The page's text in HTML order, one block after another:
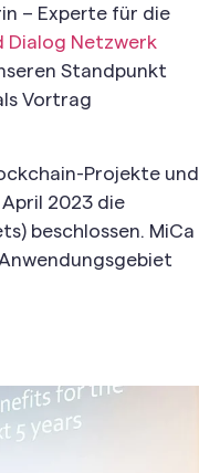
– Experte für die
Dialog Netzwerk
Standpunkt
Vortrag
Projekte und
2023 die
beschlossen. MiCa